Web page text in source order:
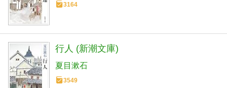
3164
行人 (新潮文庫)
夏目漱石
3549